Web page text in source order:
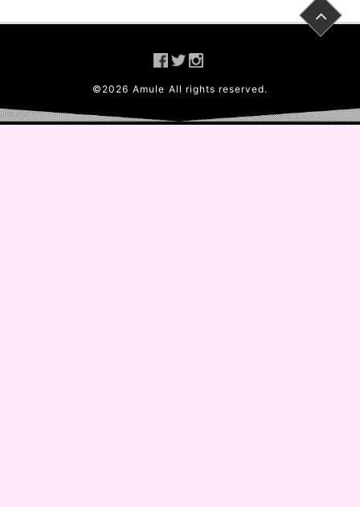
© 2026 Amule All rights reserved.